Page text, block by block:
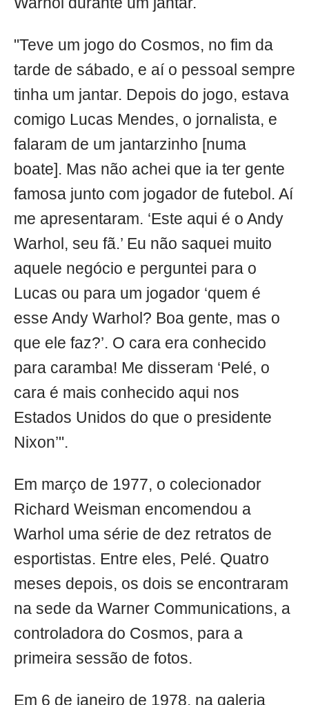
"Teve um jogo do Cosmos, no fim da
tarde de sábado, e aí o pessoal sempre
tinha um jantar. Depois do jogo, estava
comigo Lucas Mendes, o jornalista, e
falaram de um jantarzinho [numa
boate]. Mas não achei que ia ter gente
famosa junto com jogador de futebol. Aí
me apresentaram. ‘Este aqui é o Andy
Warhol, seu fã.’ Eu não saquei muito
aquele negócio e perguntei para o
Lucas ou para um jogador ‘quem é
esse Andy Warhol? Boa gente, mas o
que ele faz?’. O cara era conhecido
para caramba! Me disseram ‘Pelé, o
cara é mais conhecido aqui nos
Estados Unidos do que o presidente
Nixon’".
Em março de 1977, o colecionador
Richard Weisman encomendou a
Warhol uma série de dez retratos de
esportistas. Entre eles, Pelé. Quatro
meses depois, os dois se encontraram
na sede da Warner Communications, a
controladora do Cosmos, para a
primeira sessão de fotos.
Em 6 de janeiro de 1978, na galeria